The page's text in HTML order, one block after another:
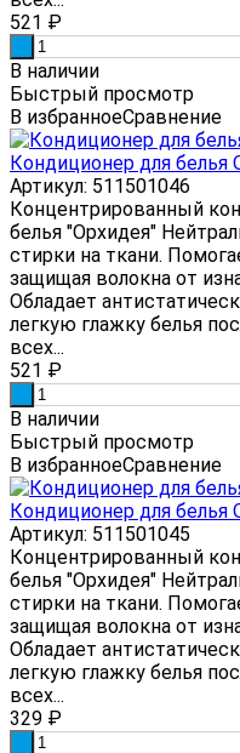
521 ₽
В наличии
Быстрый просмотр
В избранноеСравнение
Кондиционер для белья
Артикул: 511501046
Концентрированный
белья "Орхидея"
стирки на ткани.
защищая волокна от
Обладает
легкую глажку белья
всех...
521 ₽
В наличии
Быстрый просмотр
В избранноеСравнение
Кондиционер для белья
Артикул: 511501045
Концентрированный
белья "Орхидея"
стирки на ткани.
защищая волокна от
Обладает
легкую глажку белья
всех...
329 ₽